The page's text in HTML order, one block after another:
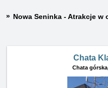
Nowa Seninka - Atrakcje w
Chata
Chata